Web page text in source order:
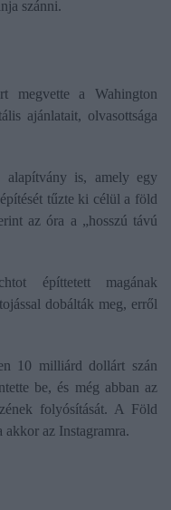
szánni.
megvette a Wahington
ajánlatait, olvasottsága
alapítvány is, amely egy
tűzte ki célül a föld
az óra a „hosszú távú
építtetett magának
dobálták meg, erről
10 milliárd dollárt szán
be, és még abban az
folyósítását. A Föld
az Instagramra.